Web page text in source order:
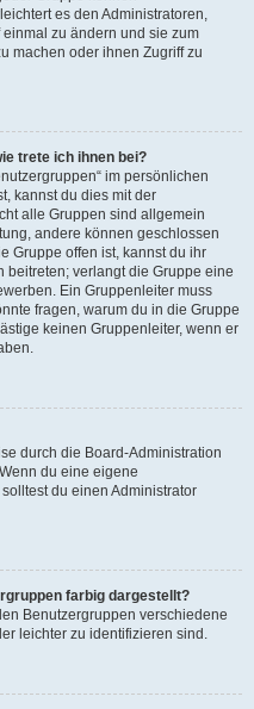
es den Administratoren,
zu ändern und sie zum
machen oder ihnen Zugriff zu
trete ich ihnen bei?
im persönlichen
kannst du dies mit der
alle Gruppen sind allgemein
andere können geschlossen
Gruppe offen ist, kannst du ihr
verlangt die Gruppe eine
Ein Gruppenleiter muss
fragen, warum du in die Gruppe
keinen Gruppenleiter, wenn er
durch die Board-Administration
du eine eigene
du einen Administrator
farbig dargestellt?
Benutzergruppen verschiedene
leichter zu identifizieren sind.